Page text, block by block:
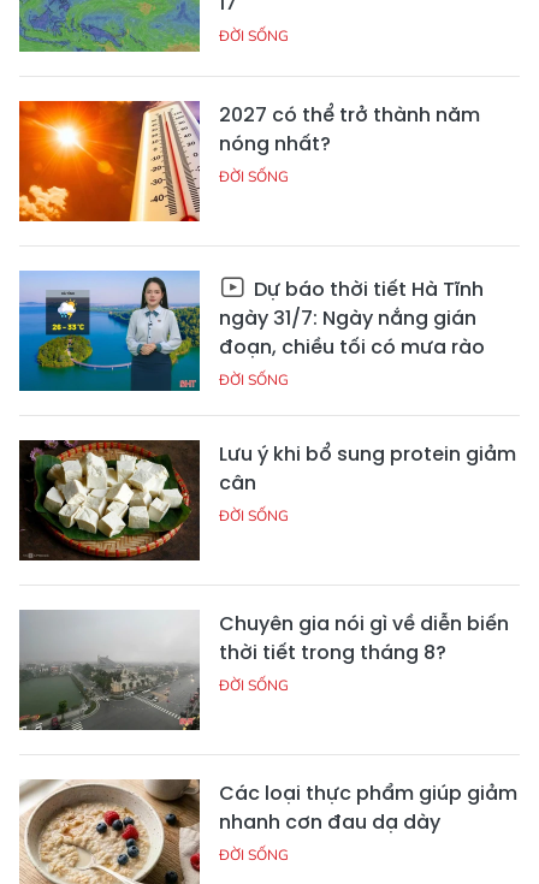
ĐỜI SỐNG
2027 có thể trở thành năm
nóng nhất?
ĐỜI SỐNG
Dự báo thời tiết Hà Tĩnh
ngày 31/7: Ngày nắng gián
đoạn, chiều tối có mưa rào
ĐỜI SỐNG
Lưu ý khi bổ sung protein giảm
cân
ĐỜI SỐNG
Chuyên gia nói gì về diễn biến
thời tiết trong tháng 8?
ĐỜI SỐNG
Các loại thực phẩm giúp giảm
nhanh cơn đau dạ dày
ĐỜI SỐNG